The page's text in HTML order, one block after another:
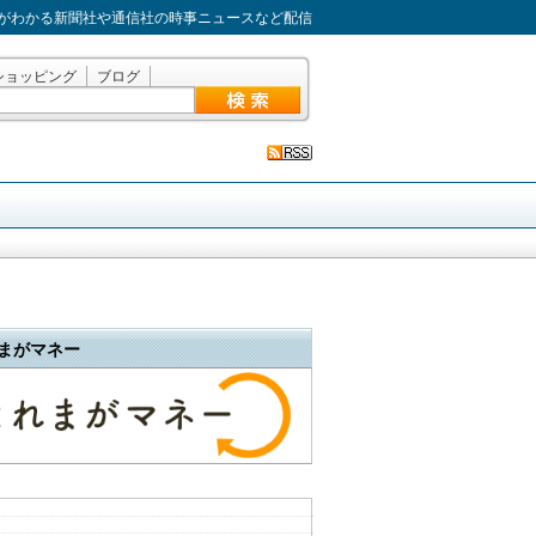
わかる新聞社や通信社の時事ニュースなど配信
ョッピング ブログ
がマネー